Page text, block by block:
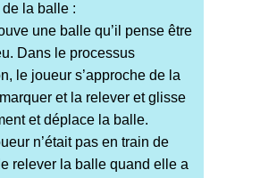
la balle :
une balle qu’il pense être
Dans le processus
le joueur s’approche de la
et la relever et glisse
et déplace la balle.
n’était pas en train de
relever la balle quand elle a